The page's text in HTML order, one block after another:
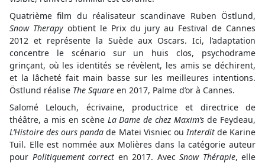
Quatrième film du réalisateur scandinave Ruben Östlund,
Snow Therapy obtient le Prix du jury au Festival de Cannes
2012 et représente la Suède aux Oscars. Ici, l’adaptation
concentre le scénario sur un huis clos, psychodrame
grinçant, où les identités se révèlent, les amis se déchirent,
et la lâcheté fait main basse sur les meilleures intentions.
Östlund réalise The Square en 2017, Palme d’or à Cannes.
Salomé Lelouch, écrivaine, productrice et directrice de
théâtre, a mis en scène La Dame de chez Maxim’sde Feydeau,
L’Histoire des ours pandade Matei Visniec ouInterdit de Karine
Tuil. Elle est nommée aux Molières dans la catégorie auteur
pour Politiquement correct en 2017. Avec Snow Thérapie, elle